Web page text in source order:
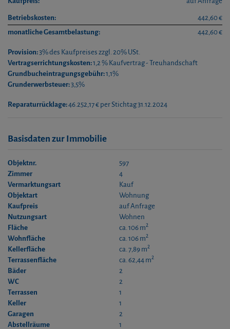
Betriebskosten:
442,60 €
monatliche Gesamtbelastung:
442,60 €
Provision:3% des Kaufpreises zzgl. 20% USt.
Vertragserrichtungskosten:1,2 % Kaufvertrag - Treuhandschaft
Grundbucheintragungsgebühr:1,1%
Grunderwerbsteuer:3,5%
Reparaturrücklage:46.252,17 € per Stichtag 31.12.2024
Basisdaten zur Immobilie
Objektnr.
597
Zimmer
4
Vermarktungsart
Kauf
Objektart
Wohnung
Kaufpreis
auf Anfrage
Nutzungsart
Wohnen
Fläche
ca. 106 m2
Wohnfläche ca. 106 m2
Kellerfläche ca. 7,89 m2
Terrassenfläche ca. 62,44 m2
Bäder
2
WC
2
Terrassen
1
Keller
1
Garagen
2
Abstellräume
1